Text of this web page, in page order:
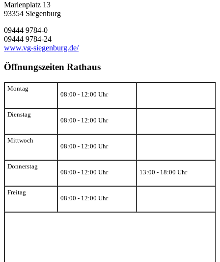
Marienplatz 13
93354 Siegenburg
09444 9784-0
09444 9784-24
www.vg-siegenburg.de/
Öffnungszeiten Rathaus
Montag
08:00 - 12:00 Uhr
Dienstag
08:00 - 12:00 Uhr
Mittwoch
08:00 - 12:00 Uhr
Donnerstag
08:00 - 12:00 Uhr
13:00 - 18:00 Uhr
Freitag
08:00 - 12:00 Uhr